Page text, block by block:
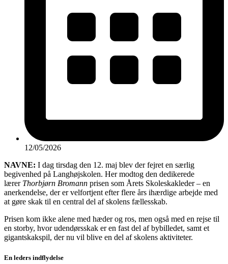
12/05/2026
NAVNE: I dag tirsdag den 12. maj blev der fejret en særlig
begivenhed på Langhøjskolen. Her modtog den dedikerede
lærer Thorbjørn Bromann prisen som Årets Skoleskakleder – en
anerkendelse, der er velfortjent efter flere års ihærdige arbejde med
at gøre skak til en central del af skolens fællesskab.
Prisen kom ikke alene med hæder og ros, men også med en rejse til
en storby, hvor udendørsskak er en fast del af bybilledet, samt et
gigantskakspil, der nu vil blive en del af skolens aktiviteter.
En leders indflydelse